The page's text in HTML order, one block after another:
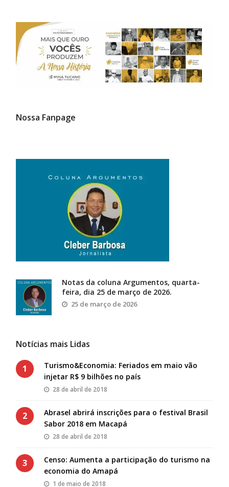
Nossa Fanpage
Notas da coluna Argumentos, quarta-
feira, dia 25 de março de 2026.
25 de março de 2026
Notícias mais Lidas
1
Turismo&Economia: Feriados em maio vão
injetar R$ 9 bilhões no país
28 de abril de 2018
2
Abrasel abrirá inscrições para o festival Brasil
Sabor 2018 em Macapá
28 de abril de 2018
3
Censo: Aumenta a participação do turismo na
economia do Amapá
1 de maio de 2018